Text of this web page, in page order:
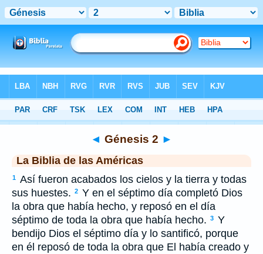
>LBLA > Génesis 2
◄ Génesis 2 ►
La Biblia de las Américas
1 Así fueron acabados los cielos y la tierra y todas
sus huestes. 2 Y en el séptimo día completó Dios
la obra que había hecho, y reposó en el día
séptimo de toda la obra que había hecho. 3 Y
bendijo Dios el séptimo día y lo santificó, porque
en él reposó de toda la obra que El había creado y